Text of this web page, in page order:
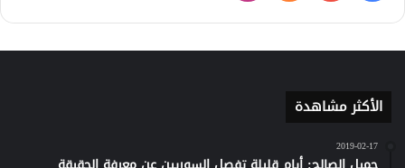
كلاود
الأكثر مشاهدة
2019-02-17